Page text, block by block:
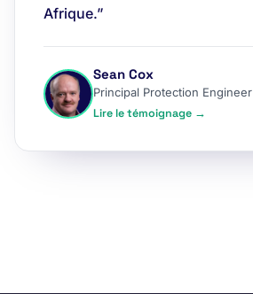
Afrique.”
Sean Cox
Principal Protection Engineer
Lire le témoignage →